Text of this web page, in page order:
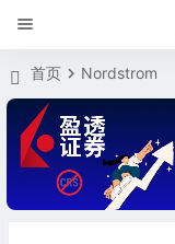
首页 Nordstrom